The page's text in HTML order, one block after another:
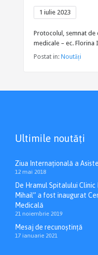
1 iulie 2023
Protocolul, semnat de
medicale – ec.
Postat in: Noutăți
Ultimile noutăți
Ziua Internațională a
12 mai 2018
De Hramul Spitalului
Mihail” a fost inaugurat
Medicală
21 noiembrie 2019
Mesaj de recunoștință
17 ianuarie 2021